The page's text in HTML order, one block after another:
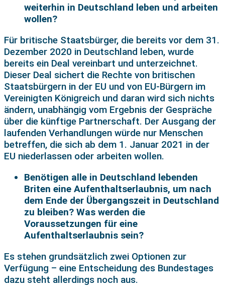
weiterhin in Deutschland leben und arbeiten
wollen?
Für britische Staatsbürger, die bereits vor dem 31.
Dezember 2020 in Deutschland leben, wurde
bereits ein Deal vereinbart und unterzeichnet.
Dieser Deal sichert die Rechte von britischen
Staatsbürgern in der EU und von EU-Bürgern im
Vereinigten Königreich und daran wird sich nichts
ändern, unabhängig vom Ergebnis der Gespräche
über die künftige Partnerschaft. Der Ausgang der
laufenden Verhandlungen würde nur Menschen
betreffen, die sich ab dem 1. Januar 2021 in der
EU niederlassen oder arbeiten wollen.
Benötigen alle in Deutschland lebenden
Briten eine Aufenthaltserlaubnis, um nach
dem Ende der Übergangszeit in Deutschland
zu bleiben? Was werden die
Voraussetzungen für eine
Aufenthaltserlaubnis sein?
Es stehen grundsätzlich zwei Optionen zur
Verfügung – eine Entscheidung des Bundestages
dazu steht allerdings noch aus.